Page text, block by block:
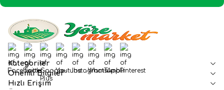
Facebook
TwitterGoogle-Plus
YoutubeInstagram
WhatsApp
TumblrPinterest
Kategoriler
Önemli Bilgiler
Hızlı Erişim